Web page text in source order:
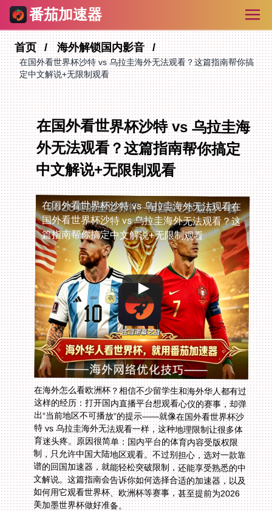
番茄加速器
首页 海外解锁国内影音
在国外看世界杯沙特 vs 乌拉圭海外无法观看？这篇指南帮你搞
定中文解说+无限制观看
在国外看世界杯沙特 vs 乌拉圭海
外无法观看？这篇指南帮你搞定
中文解说+无限制观看
在国外看世界杯沙特 vs 乌拉圭海外无法观看在
国外看世界杯沙特 vs 乌拉圭海外无法观看？这
篇指南帮你搞定中文解说+无限制观看
在海外怎么看欧洲杯？相信不少留学生和海外华人都有过
这样的经历：打开国内直播平台想观看心仪的赛事，却弹
出“当前地区不可播放”的提示——就像在国外看世界杯沙
特 vs 乌拉圭海外无法观看一样，这种地理限制让很多体
育迷头疼。原因很简单：国内平台的体育内容受版权限
制，只允许中国大陆地区观看。不过别担心，选对一款靠
谱的回国加速器，就能轻松突破限制，还能享受熟悉的中
文解说。这篇指南会告诉你如何选择合适的加速器，以及
如何用它观看世界杯、欧洲杯等赛事，甚至提前为2026
美加墨世界杯做好准备。